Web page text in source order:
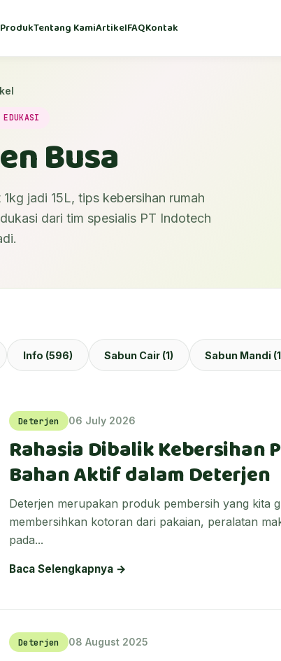
Tentang KamiArtikelFAQKontak
Busa
jadi 15L, tips kebersihan rumah
dari tim spesialis PT Indotech
Info (596) Sabun Cair (1) Sabun Mandi
Deterjen 06 July 2026
Rahasia Dibalik Kebersihan
Bahan Aktif dalam Deterjen
Deterjen merupakan produk pembersih yang kita
membersihkan kotoran dari pakaian, peralatan
pada...
Baca Selengkapnya →
Deterjen 08 August 2025